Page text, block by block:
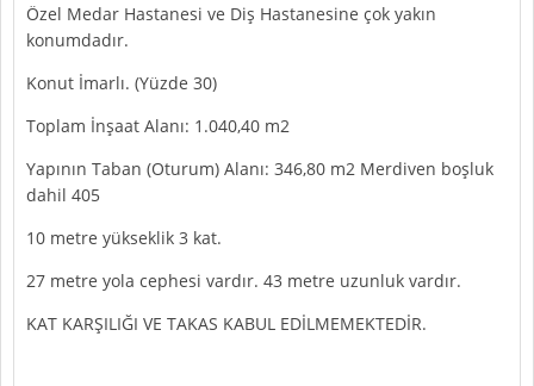
Özel Medar Hastanesi ve Diş Hastanesine çok yakın
konumdadır.
Konut İmarlı. (Yüzde 30)
Toplam İnşaat Alanı: 1.040,40 m2
Yapının Taban (Oturum) Alanı: 346,80 m2 Merdiven boşluk
dahil 405
10 metre yükseklik 3 kat.
27 metre yola cephesi vardır. 43 metre uzunluk vardır.
KAT KARŞILIĞI VE TAKAS KABUL EDİLMEMEKTEDİR.